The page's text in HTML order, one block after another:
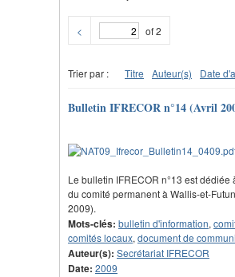
< of 2
Trier par : Titre Auteur(s) Date
Bulletin IFRECOR n°14 (Avril
Le bulletin IFRECOR n°13 est dédiée
du comité permanent à Wallis-et-
2009).
Mots-clés: bulletin d'information,
comités locaux, document de
Auteur(s): Secrétariat IFRECOR
Date: 2009